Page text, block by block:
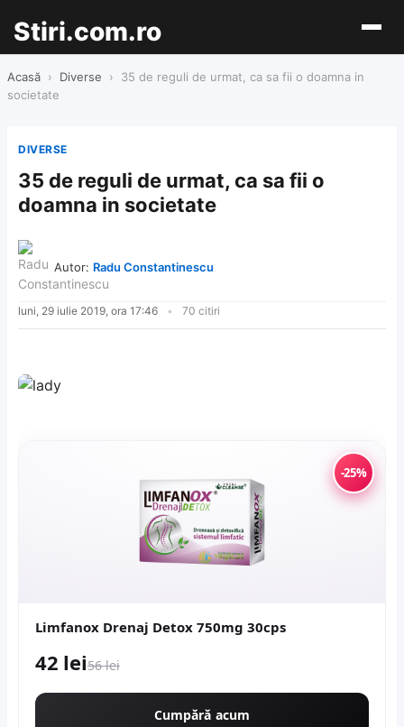
Stiri.com.ro
Acasă › Diverse ›
35 de reguli de urmat, ca sa fii o doamna in
societate
DIVERSE
35 de reguli de urmat, ca sa fii o
doamna in societate
Autor: Radu Constantinescu
luni, 29 iulie 2019, ora 17:46 70 citiri
-25%
Limfanox Drenaj Detox 750mg 30cps
42 lei56 lei
Cumpără acum